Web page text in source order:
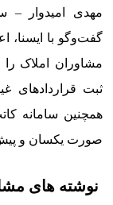
مهدی امیدوار –
گفت‌وگو با ایسنا،
مشاوران املاک
ثبت قراردادهای
همچنین سامانه
صورت یکسان و
نوشته های